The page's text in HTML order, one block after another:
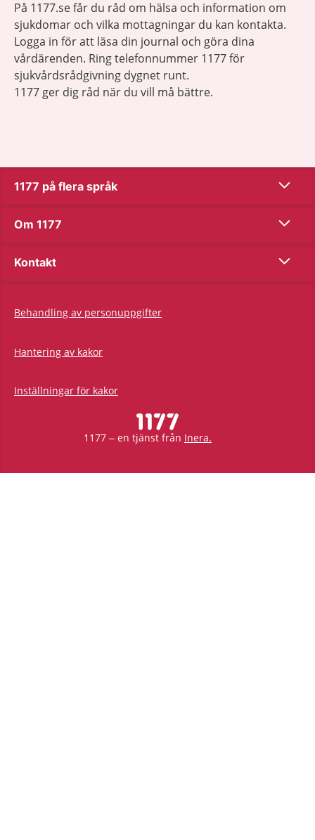
På 1177.se får du råd om hälsa och information om
sjukdomar och vilka mottagningar du kan kontakta.
Logga in för att läsa din journal och göra dina
vårdärenden. Ring telefonnummer 1177 för
sjukvårdsrådgivning dygnet runt.
1177 ger dig råd när du vill må bättre.
1177 på flera språk Show
Om 1177 Show
Kontakt Show
Behandling av personuppgifter
Hantering av kakor
Inställningar för kakor
1177 – en tjänst från Inera.